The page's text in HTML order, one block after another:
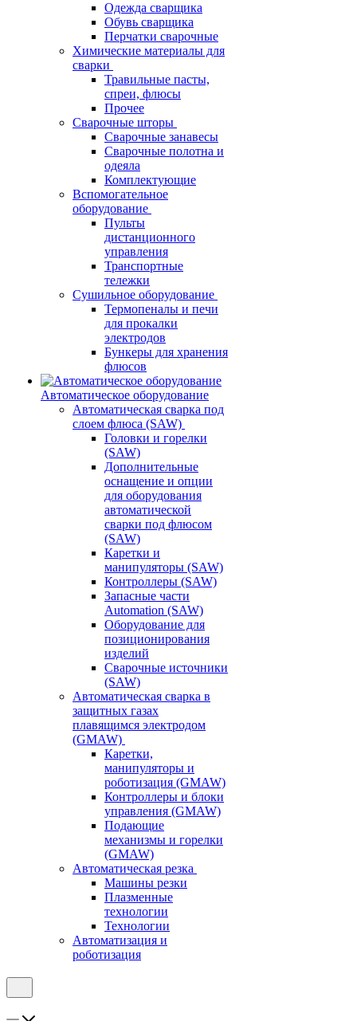
Одежда сварщика
Обувь сварщика
Перчатки сварочные
Химические материалы для
сварки
Травильные пасты,
спреи, флюсы
Прочее
Сварочные шторы
Сварочные занавесы
Сварочные полотна и
одеяла
Комплектующие
Вспомогательное
оборудование
Пульты
дистанционного
управления
Транспортные
тележки
Сушильное оборудование
Термопеналы и печи
для прокалки
электродов
Бункеры для хранения
флюсов
Автоматическое оборудование
Автоматическая сварка под
слоем флюса (SAW)
Головки и горелки
(SAW)
Дополнительные
оснащение и опции
для оборудования
автоматической
сварки под флюсом
(SAW)
Каретки и
манипуляторы (SAW)
Контроллеры (SAW)
Запасные части
Automation (SAW)
Оборудование для
позиционирования
изделий
Сварочные источники
(SAW)
Автоматическая сварка в
защитных газах
плавящимся электродом
(GMAW)
Каретки,
манипуляторы и
роботизация (GMAW)
Контроллеры и блоки
управления (GMAW)
Подающие
механизмы и горелки
(GMAW)
Автоматическая резка
Машины резки
Плазменные
технологии
Технологии
Автоматизация и
роботизация